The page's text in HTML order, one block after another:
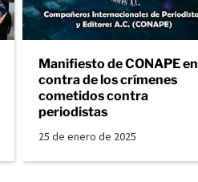
Manifiesto de CONAPE en
contra de los crímenes
cometidos contra
periodistas
25 de enero de 2025